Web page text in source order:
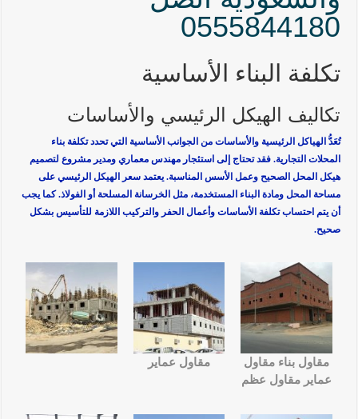
0555844180
تكلفة البناء الأساسية
تكاليف الهيكل الرئيسي والأساسات
تُعَدُّ الهياكل الرئيسية والأساسات من الجوانب الأساسية التي تحدد تكلفة بناء
المحلات التجارية. فقد تحتاج إلى استئجار مهندس معماري ومدير مشروع لتصميم
هيكل المحل الصحيح وعمل الأسس المناسبة. يعتمد سعر الهيكل الرئيسي على
مساحة المحل ومادة البناء المستخدمة، مثل الخرسانة المسلحة أو الفولاذ. كما يجب
أن يتم احتساب تكلفة الأساسات وأعمال الحفر والتركيب اللازمة للتأسيس بشكل
صحيح.
مقاول بناء مقاول
عماير مقاول عظم
مقاول عماير